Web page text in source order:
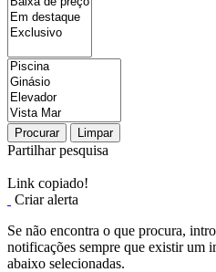
Procurar Limpar
Partilhar pesquisa
Link copiado!
Criar alerta
Se não encontra o que procura,
notificações sempre que existir um
abaixo selecionadas.